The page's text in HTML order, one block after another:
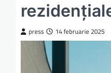
press 14 februarie 2025